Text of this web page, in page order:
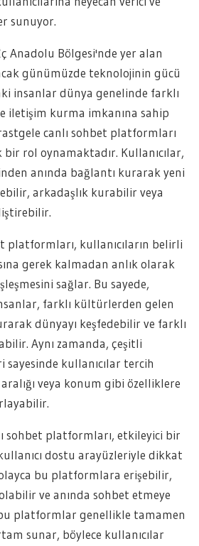
sunuyor.
Anadolu Bölgesi'nde yer alan
günümüzde teknolojinin gücü
insanlar dünya genelinde farklı
iletişim kurma imkanına sahip
canlı sohbet platformları
rol oynamaktadır. Kullanıcılar,
anında bağlantı kurarak yeni
arkadaşlık kurabilir veya
platformları, kullanıcıların belirli
gerek kalmadan anlık olarak
sağlar. Bu sayede,
farklı kültürlerden gelen
dünyayı keşfedebilir ve farklı
Aynı zamanda, çeşitli
kullanıcılar tercih
veya konum gibi özelliklere
sohbet platformları, etkileyici bir
dostu arayüzleriyle dikkat
bu platformlara erişebilir,
ve anında sohbet etmeye
platformlar genellikle tamamen
sunar, böylece kullanıcılar